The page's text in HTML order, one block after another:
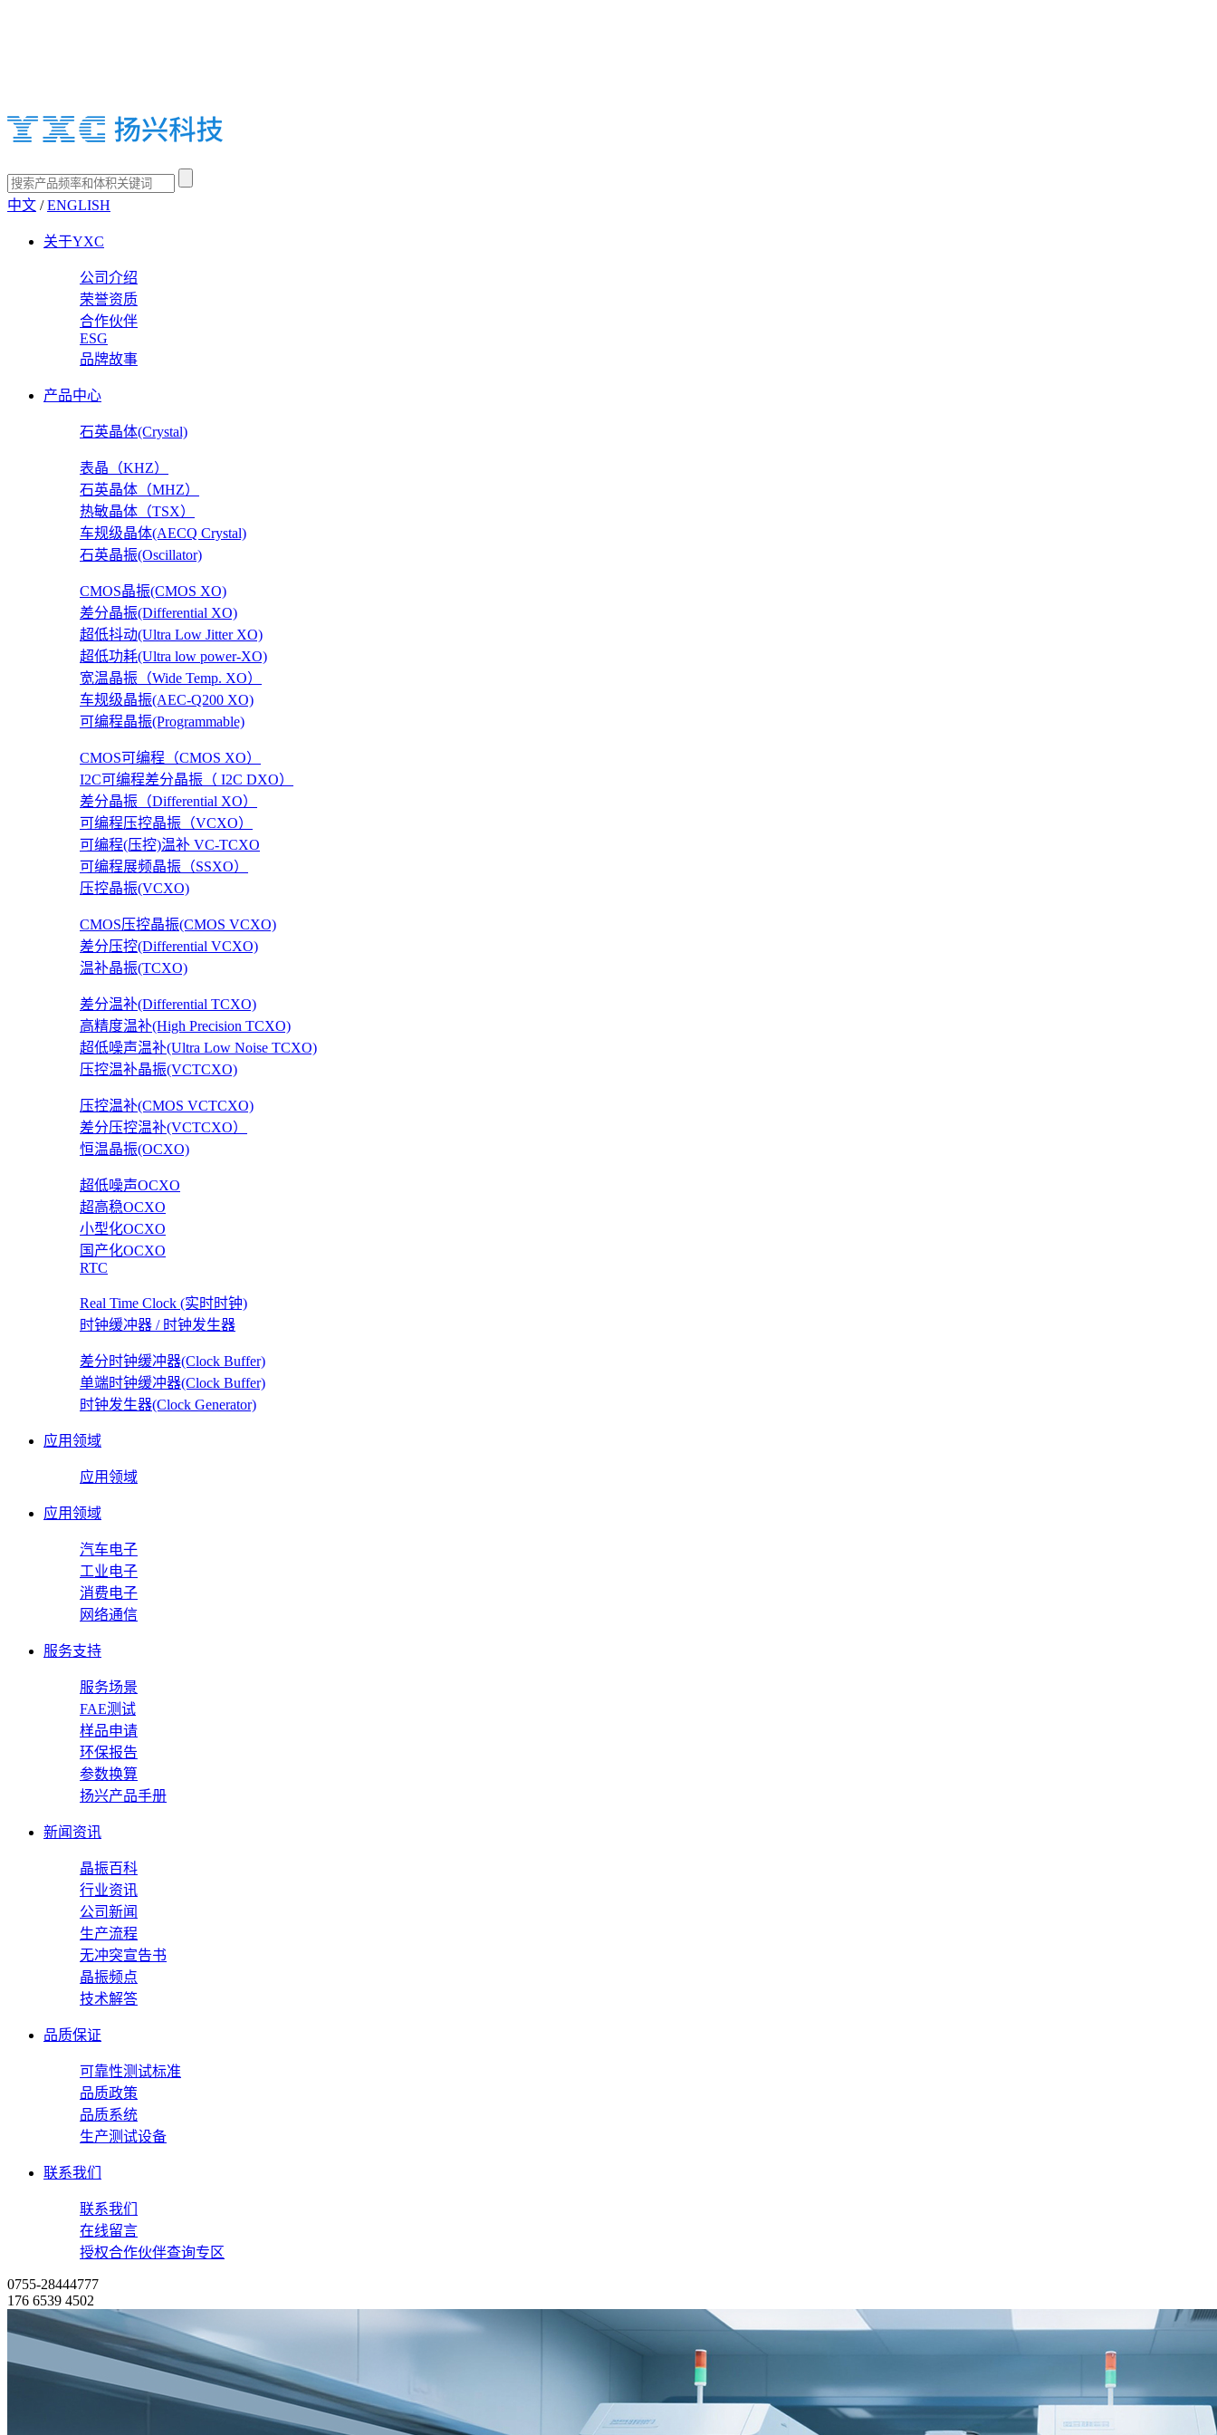
中文 /ENGLISH
关于YXC
公司介绍
荣誉资质
合作伙伴
ESG
品牌故事
产品中心
石英晶体(Crystal)
表晶（KHZ）
石英晶体（MHZ）
热敏晶体（TSX）
车规级晶体(AECQ Crystal)
石英晶振(Oscillator)
CMOS晶振(CMOS XO)
差分晶振(Differential XO)
超低抖动(Ultra Low Jitter XO)
超低功耗(Ultra low power-XO)
宽温晶振（Wide Temp. XO）
车规级晶振(AEC-Q200 XO)
可编程晶振(Programmable)
CMOS可编程（CMOS XO）
I2C可编程差分晶振（ I2C DXO）
差分晶振（Differential XO）
可编程压控晶振（VCXO）
可编程(压控)温补 VC-TCXO
可编程展频晶振（SSXO）
压控晶振(VCXO)
CMOS压控晶振(CMOS VCXO)
差分压控(Differential VCXO)
温补晶振(TCXO)
差分温补(Differential TCXO)
高精度温补(High Precision TCXO)
超低噪声温补(Ultra Low Noise TCXO)
压控温补晶振(VCTCXO)
压控温补(CMOS VCTCXO)
差分压控温补(VCTCXO）
恒温晶振(OCXO)
超低噪声OCXO
超高稳OCXO
小型化OCXO
国产化OCXO
RTC
Real Time Clock (实时时钟)
时钟缓冲器 / 时钟发生器
差分时钟缓冲器(Clock Buffer)
单端时钟缓冲器(Clock Buffer)
时钟发生器(Clock Generator)
应用领域
应用领域
应用领域
汽车电子
工业电子
消费电子
网络通信
服务支持
服务场景
FAE测试
样品申请
环保报告
参数换算
扬兴产品手册
新闻资讯
晶振百科
行业资讯
公司新闻
生产流程
无冲突宣告书
晶振频点
技术解答
品质保证
可靠性测试标准
品质政策
品质系统
生产测试设备
联系我们
联系我们
在线留言
授权合作伙伴查询专区
0755-28444777
176 6539 4502